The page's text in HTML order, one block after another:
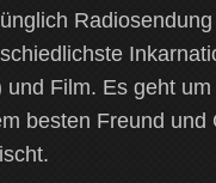
und Film. Es geht
besten Freund und